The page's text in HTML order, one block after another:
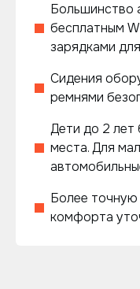
Большинство
бесплатным
зарядками
Сидения
ремнями
Дети до 2 лет
места. Для
Более
комфорта